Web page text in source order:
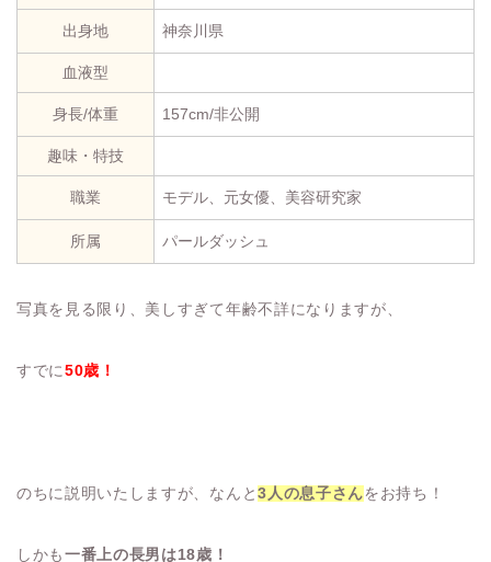
出身地 神奈川県
血液型
身長/体重 157cm/非公開
趣味・特技
職業 モデル、元女優、美容研究家
所属 パールダッシュ
写真を見る限り、美しすぎて年齢不詳になりますが、
すでに50歳！
のちに説明いたしますが、なんと3人の息子さんをお持ち！
しかも一番上の長男は18歳！